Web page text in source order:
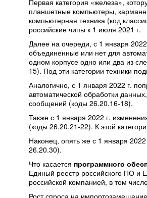
Первая категория «железа»,
планшетные компьютеры,
компьютерная техника (код
российские чипы к 1 июля 2021 г.
Далее на очереди, с 1 января
объединенные или нет для
одном корпусе одно или два из
15). Под эти категории техники
Аналогично, с 1 января 2022 г.
автоматической обработки
сообщений (коды 26.20.16-18).
Также с 1 января 2022 г.
(коды 26.20.21-22). К этой
Наконец, опять же с 1 января
26.20.30).
Что касается программного
Единый реестр российского ПО и
российской компанией, в том